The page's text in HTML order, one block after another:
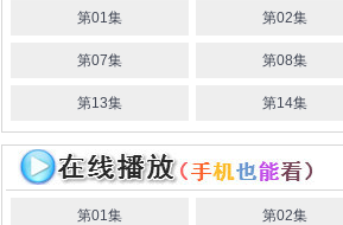
第01集 第02集
第07集 第08集
第13集 第14集
第01集 第02集